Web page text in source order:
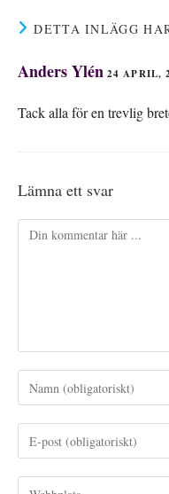
DETTA INLÄGG
Anders Ylén 24 APRIL,
Tack alla för en trevlig
Lämna ett svar
Kommentar
Ange
ditt
namn
eller
Ange
din
e-
Ange